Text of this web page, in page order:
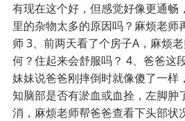
有现在这个好，但感觉好像更通畅
里的杂物太多的原因吗？麻烦老师
师 3、前两天看了个房子A，麻烦
何？住起来会舒服吗？ 4、爸爸这
妹妹说爸爸刚摔倒时就像傻了一样
知脑部是否有淤血或血拴，左脚肿
消，麻烦老师帮爸爸查看下头部状